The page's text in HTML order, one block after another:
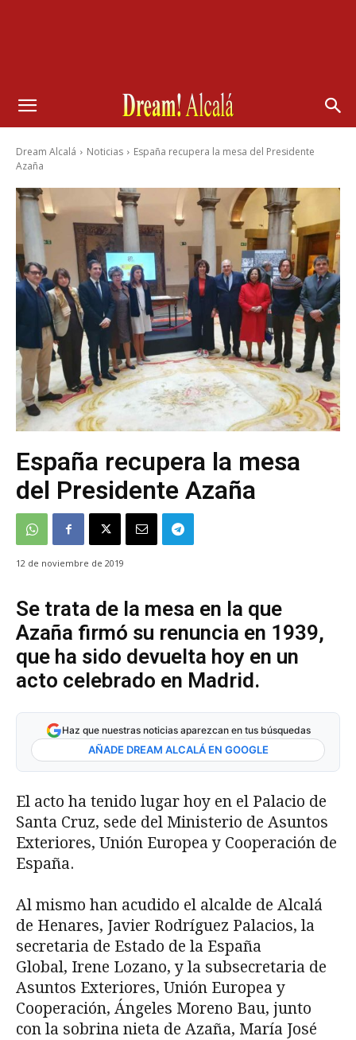
Dream Alcalá Noticias
España recupera la mesa del Presidente
Azaña
España recupera la mesa
del Presidente Azaña
12 de noviembre de 2019
Se trata de la mesa en la que
Azaña firmó su renuncia en 1939,
que ha sido devuelta hoy en un
acto celebrado en Madrid.
Haz que nuestras noticias aparezcan en tus búsquedas
AÑADE DREAM ALCALÁ EN GOOGLE
El acto ha tenido lugar hoy en el Palacio de
Santa Cruz, sede del Ministerio de Asuntos
Exteriores, Unión Europea y Cooperación de
España.
Al mismo han acudido el alcalde de Alcalá
de Henares, Javier Rodríguez Palacios, la
secretaria de Estado de la España
Global, Irene Lozano, y la subsecretaria de
Asuntos Exteriores, Unión Europea y
Cooperación, Ángeles Moreno Bau, junto
con la sobrina nieta de Azaña, María José